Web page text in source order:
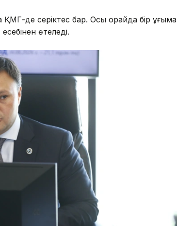
де серіктес бар. Осы орайда бір ұңғыма
өтеледі.